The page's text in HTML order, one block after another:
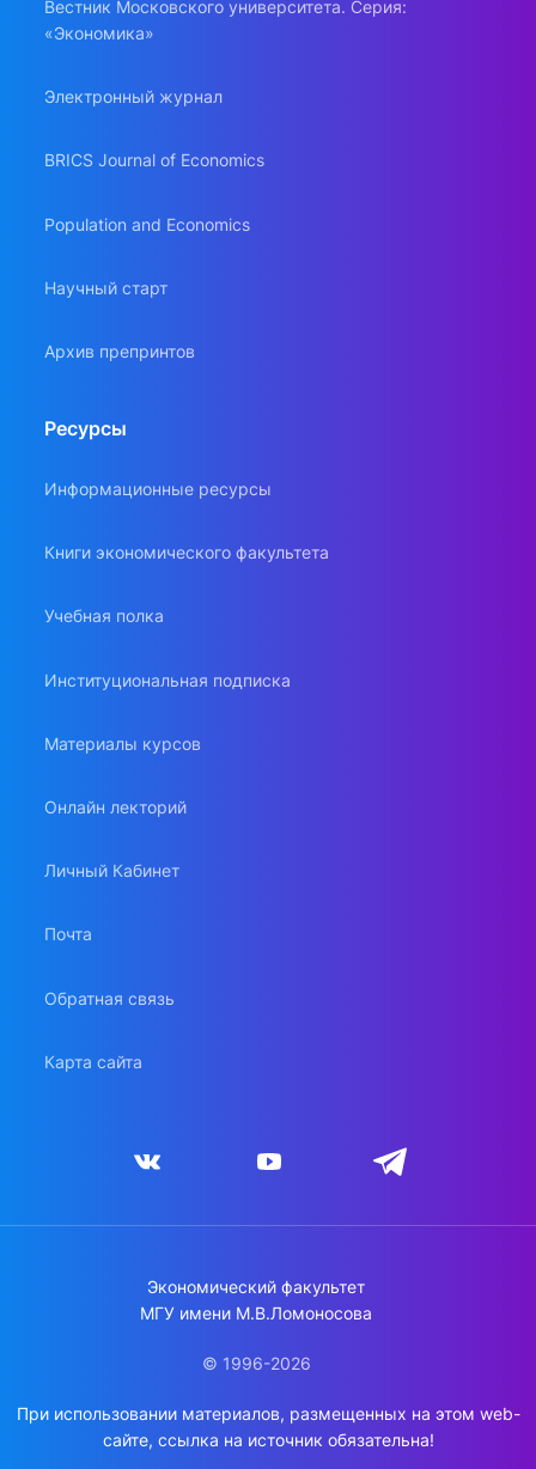
Вестник Московского университета. Серия:
«Экономика»
Электронный журнал
BRICS Journal of Economics
Population and Economics
Научный старт
Архив препринтов
Ресурсы
Информационные ресурсы
Книги экономического факультета
Учебная полка
Институциональная подписка
Материалы курсов
Онлайн лекторий
Личный Кабинет
Почта
Обратная связь
Карта сайта
Экономический факультет
МГУ имени М.В.Ломоносова
© 1996-2026
При использовании материалов, размещенных на этом web-
сайте, ссылка на источник обязательна!